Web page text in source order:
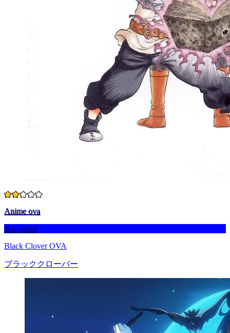
Anime ova
Befejezett
Black Clover OVA
ブラッククローバー